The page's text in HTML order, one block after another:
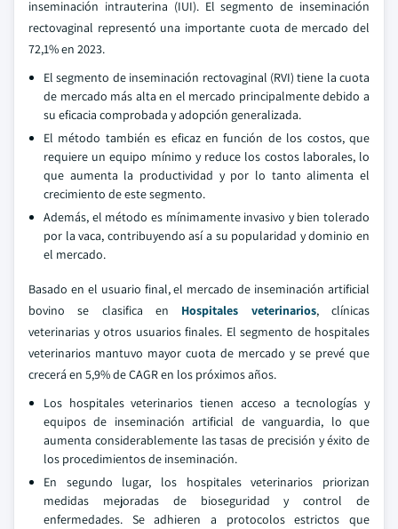
inseminación intrauterina (IUI). El segmento de inseminación
rectovaginal representó una importante cuota de mercado del
72,1% en 2023.
El segmento de inseminación rectovaginal (RVI) tiene la cuota
de mercado más alta en el mercado principalmente debido a
su eficacia comprobada y adopción generalizada.
El método también es eficaz en función de los costos, que
requiere un equipo mínimo y reduce los costos laborales, lo
que aumenta la productividad y por lo tanto alimenta el
crecimiento de este segmento.
Además, el método es mínimamente invasivo y bien tolerado
por la vaca, contribuyendo así a su popularidad y dominio en
el mercado.
Basado en el usuario final, el mercado de inseminación artificial
bovino se clasifica en Hospitales veterinarios, clínicas
veterinarias y otros usuarios finales. El segmento de hospitales
veterinarios mantuvo mayor cuota de mercado y se prevé que
crecerá en 5,9% de CAGR en los próximos años.
Los hospitales veterinarios tienen acceso a tecnologías y
equipos de inseminación artificial de vanguardia, lo que
aumenta considerablemente las tasas de precisión y éxito de
los procedimientos de inseminación.
En segundo lugar, los hospitales veterinarios priorizan
medidas mejoradas de bioseguridad y control de
enfermedades. Se adhieren a protocolos estrictos que